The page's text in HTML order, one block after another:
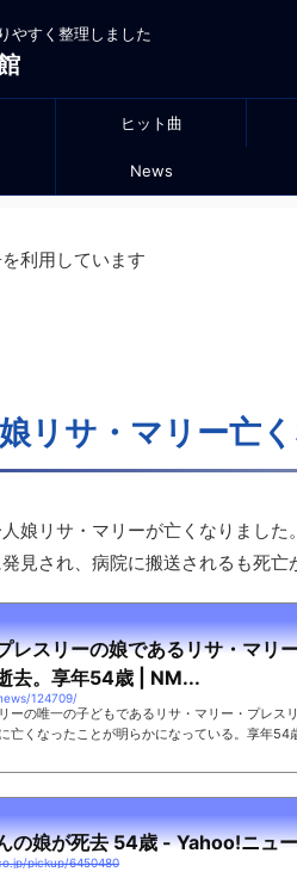
やすく整理しました
ヒット曲
News
利用しています
リサ・マリー亡
娘リサ・マリーが亡くなりまし
見され、病院に搬送されるも死亡
レスリーの娘であるリサ・マリ
去。享年54歳 | NM...
124709/
ーの唯一の子どもであるリサ・マリー・プレス
亡くなったことが明らかになっている。享年54
の娘が死去 54歳 - Yahoo!ニュ
pickup/6450480